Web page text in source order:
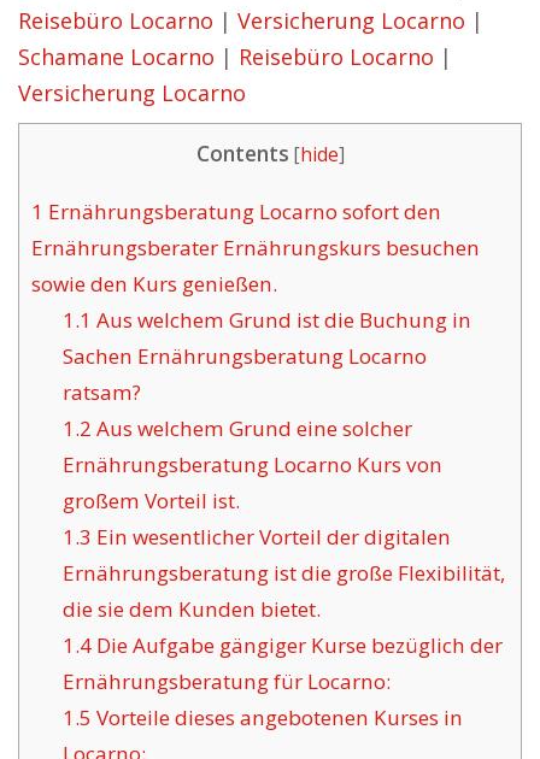
Reisebüro Locarno | Versicherung Locarno |
Schamane Locarno | Reisebüro Locarno |
Versicherung Locarno
Contents [hide]
1 Ernährungsberatung Locarno sofort den
Ernährungsberater Ernährungskurs besuchen
sowie den Kurs genießen.
1.1 Aus welchem Grund ist die Buchung in
Sachen Ernährungsberatung Locarno
ratsam?
1.2 Aus welchem Grund eine solcher
Ernährungsberatung Locarno Kurs von
großem Vorteil ist.
1.3 Ein wesentlicher Vorteil der digitalen
Ernährungsberatung ist die große Flexibilität,
die sie dem Kunden bietet.
1.4Die Aufgabe gängiger Kurse bezüglich der
Ernährungsberatung für Locarno:
1.5 Vorteile dieses angebotenen Kurses in